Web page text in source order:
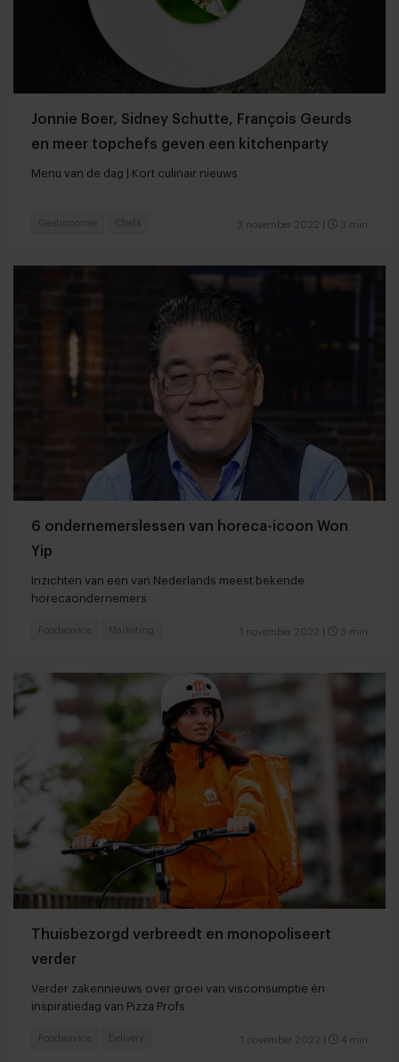
Jonnie Boer, Sidney Schutte, François Geurds
en meer topchefs geven een kitchenparty
Menu van de dag | Kort culinair nieuws
3 november 2022 3 min
Gastronomie Chefs
6 ondernemerslessen van horeca-icoon Won
Yip
Inzichten van een van Nederlands meest bekende
horecaondernemers
1 november 2022 3 min
Foodservice Marketing
Thuisbezorgd verbreedt en monopoliseert
verder
Verder zakennieuws over groei van visconsumptie én
inspiratiedag van Pizza Profs
1 november 2022 4 min
Foodservice Delivery